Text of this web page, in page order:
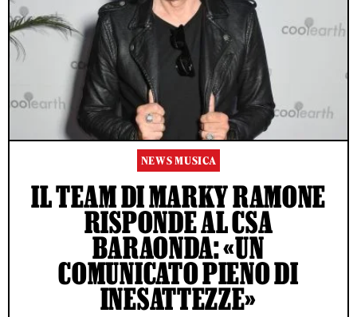
NEWS MUSICA
IL TEAM DI MARKY RAMONE
RISPONDE AL CSA
BARAONDA: «UN
COMUNICATO PIENO DI
INESATTEZZE»